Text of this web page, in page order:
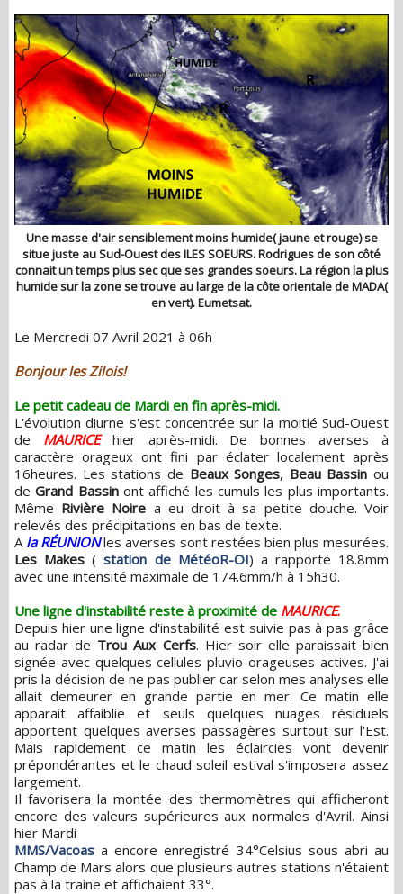
Une masse d'air sensiblement moins humide( jaune et rouge) se
situe juste au Sud-Ouest des ILES SOEURS. Rodrigues de son côté
connait un temps plus sec que ses grandes soeurs. La région la plus
humide sur la zone se trouve au large de la côte orientale de MADA(
en vert). Eumetsat.
Le Mercredi 07 Avril 2021 à 06h
Bonjour les Zilois!
Le petit cadeau de Mardi en fin après-midi.
L'évolution diurne s'est concentrée sur la moitié Sud-Ouest
de MAURICEhier après-midi. De bonnes averses à
caractère orageux ont fini par éclater localement après
16heures. Les stations de Beaux Songes, Beau Bassin ou
deGrand Bassinont affiché les cumuls les plus importants.
Même Rivière Noire a eu droit à sa petite douche. Voir
relevés des précipitations en bas de texte.
A la RÉUNIONles averses sont restées bien plus mesurées.
Les Makes ( station de MétéoR-OI) a rapporté 18.8mm
avec une intensité maximale de 174.6mm/h à 15h30.
Une ligne d'instabilité reste à proximité de MAURICE.
Depuis hier une ligne d'instabilité est suivie pas à pas grâce
au radar de Trou Aux Cerfs. Hier soir elle paraissait bien
signée avec quelques cellules pluvio-orageuses actives. J'ai
pris la décision de ne pas publier car selon mes analyses elle
allait demeurer en grande partie en mer. Ce matin elle
apparait affaiblie et seuls quelques nuages résiduels
apportent quelques averses passagères surtout sur l'Est.
Mais rapidement ce matin les éclaircies vont devenir
prépondérantes et le chaud soleil estival s'imposera assez
largement.
Il favorisera la montée des thermomètres qui afficheront
encore des valeurs supérieures aux normales d'Avril. Ainsi
hier Mardi
MMS/Vacoas a encore enregistré 34°Celsius sous abri au
Champ de Mars alors que plusieurs autres stations n'étaient
pas à la traine et affichaient 33°.